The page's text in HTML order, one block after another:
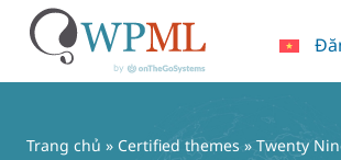
Trang chủ » Certified themes » Twenty